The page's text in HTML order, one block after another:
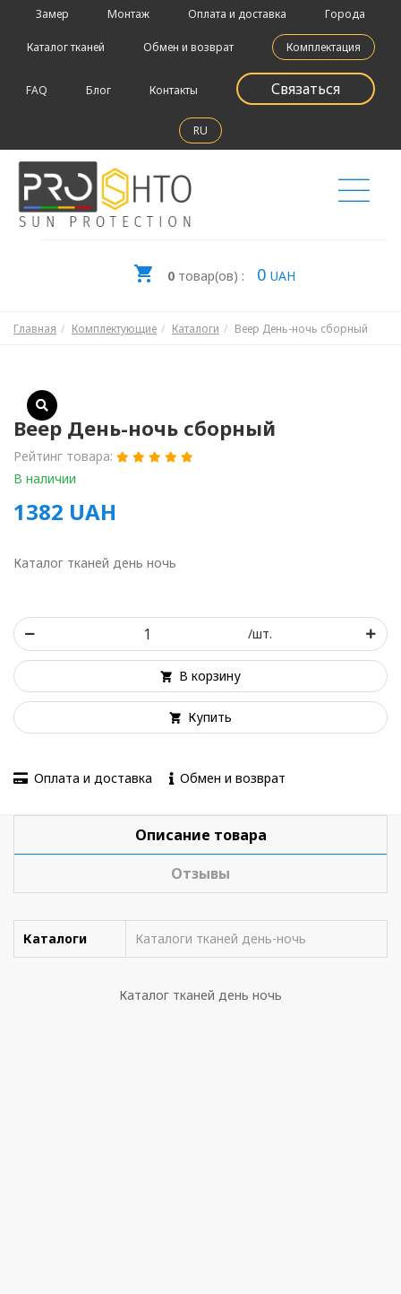
Замер Монтаж Оплата и доставка Города
Каталог тканей Обмен и возврат Комплектация
FAQ Блог Контакты Связаться
RU
0товар(ов) : 0 UAH
Главная Комплектующие Каталоги Веер День-ночь сборный
Веер День-ночь сборный
Рейтинг товара:
В наличии
1382 UAH
Каталог тканей день ночь
/шт.
В корзину
Купить
Оплата и доставка Обмен и возврат
Описание товара
Отзывы
Каталоги Каталоги тканей день-ночь
Каталог тканей день ночь